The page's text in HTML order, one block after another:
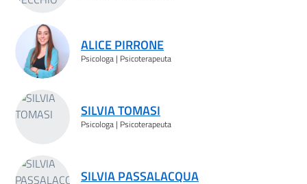
ALICE PIRRONE
Psicologa | Psicoterapeuta
SILVIA TOMASI
Psicologa | Psicoterapeuta
SILVIA PASSALACQUA